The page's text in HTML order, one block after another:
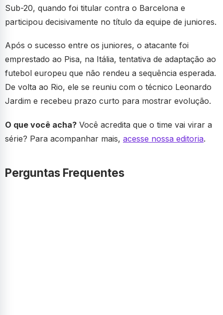
Sub-20, quando foi titular contra o Barcelona e
participou decisivamente no título da equipe de juniores.
Após o sucesso entre os juniores, o atacante foi
emprestado ao Pisa, na Itália, tentativa de adaptação ao
futebol europeu que não rendeu a sequência esperada.
De volta ao Rio, ele se reuniu com o técnico Leonardo
Jardim e recebeu prazo curto para mostrar evolução.
O que você acha? Você acredita que o time vai virar a
série? Para acompanhar mais, acesse nossa editoria.
Perguntas Frequentes